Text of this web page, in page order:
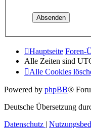
Hauptseite Foren-
Alle Zeiten sind
Alle Cookies
Powered by phpBB®
Deutsche Übersetzung
Datenschutz |